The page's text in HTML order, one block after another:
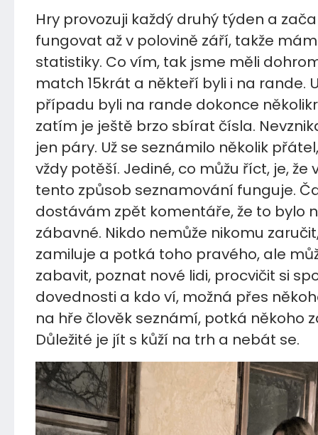
Hry provozuji každý druhý týden a
fungovat až v polovině září, takže
statistiky. Co vím, tak jsme měli
match 15krát a někteří byli i na rande.
případu byli na rande dokonce
zatím je ještě brzo sbírat čísla.
jen páry. Už se seznámilo několik
vždy potěší. Jediné, co můžu říct, je, že
tento způsob seznamování funguje.
dostávám zpět komentáře, že to bylo
zábavné. Nikdo nemůže nikomu
zamiluje a potká toho pravého, ale
zabavit, poznat nové lidi, procvičit si
dovednosti a kdo ví, možná přes
na hře člověk seznámí, potká někoho
Důležité je jít s kůží na trh a nebát se.